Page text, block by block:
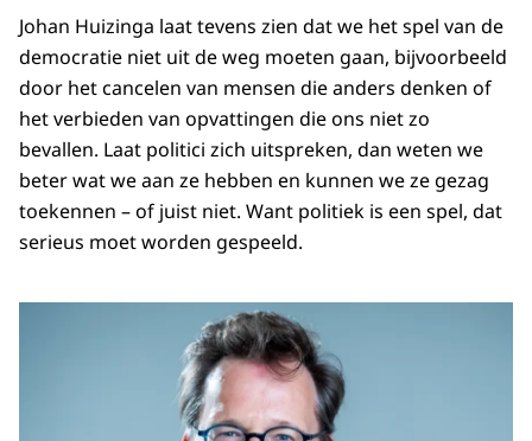
Johan Huizinga laat tevens zien dat we het spel van de
democratie niet uit de weg moeten gaan, bijvoorbeeld
door het cancelen van mensen die anders denken of
het verbieden van opvattingen die ons niet zo
bevallen. Laat politici zich uitspreken, dan weten we
beter wat we aan ze hebben en kunnen we ze gezag
toekennen – of juist niet. Want politiek is een spel, dat
serieus moet worden gespeeld.